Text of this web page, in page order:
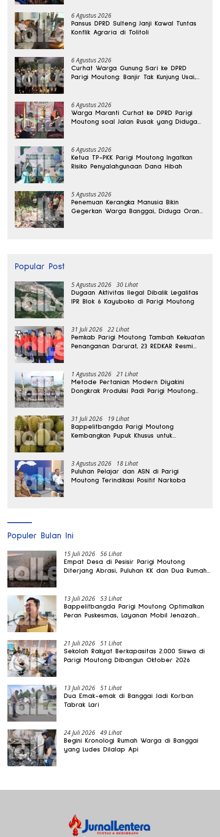
6 Agustus 2026
Pansus DPRD Sulteng Janji Kawal Tuntas
Konflik Agraria di Tolitoli
6 Agustus 2026
Curhat Warga Gunung Sari ke DPRD
Parigi Moutong: Banjir Tak Kunjung Usai,
6 Agustus 2026
Warga Maranti Curhat ke DPRD Parigi
Moutong soal Jalan Rusak yang Diduga
6 Agustus 2026
Ketua TP-PKK Parigi Moutong Ingatkan
Risiko Penyalahgunaan Dana Hibah
5 Agustus 2026
Penemuan Kerangka Manusia Bikin
Gegerkan Warga Banggai, Diduga Orang
Popular Post
5 Agustus 2026 30 Lihat
Dugaan Aktivitas Ilegal Dibalik Legalitas
IPR Blok 6 Kayuboko di Parigi Moutong
31 Juli 2026 22 Lihat
Pemkab Parigi Moutong Tambah Kekuatan
Penanganan Darurat, 23 REDKAR Resmi
1 Agustus 2026 21 Lihat
Metode Pertanian Modern Diyakini
Dongkrak Produksi Padi Parigi Moutong
31 Juli 2026 19 Lihat
Bappelitbangda Parigi Moutong
Kembangkan Pupuk Khusus untuk
3 Agustus 2026 18 Lihat
Puluhan Pelajar dan ASN di Parigi
Moutong Terindikasi Positif Narkoba
Populer Bulan Ini
15 Juli 2026 56 Lihat
Empat Desa di Pesisir Parigi Moutong
Diterjang Abrasi, Puluhan KK dan Dua Rumah
13 Juli 2026 53 Lihat
Bappelitbangda Parigi Moutong Optimalkan
Peran Puskesmas, Layanan Mobil Jenazah
21 Juli 2026 51 Lihat
Sekolah Rakyat Berkapasitas 2.000 Siswa di
Parigi Moutong Dibangun Oktober 2026
13 Juli 2026 51 Lihat
Dua Emak-emak di Banggai Jadi Korban
Tabrak Lari
24 Juli 2026 49 Lihat
Begini Kronologi Rumah Warga di Banggai
yang Ludes Dilalap Api